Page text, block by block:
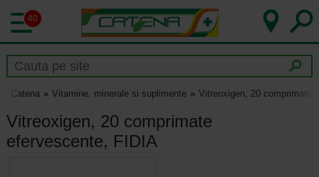
40
Catena Vitamine, minerale si suplimente Vitreoxigen, 20 comprimate
Vitreoxigen, 20 comprimate
efervescente, FIDIA